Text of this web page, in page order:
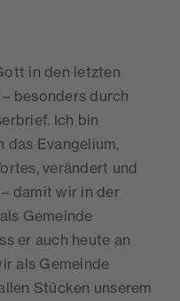
in den letzten
besonders durch
Ich bin
das Evangelium,
verändert und
damit wir in der
Gemeinde
er auch heute an
als Gemeinde
Stücken unserem